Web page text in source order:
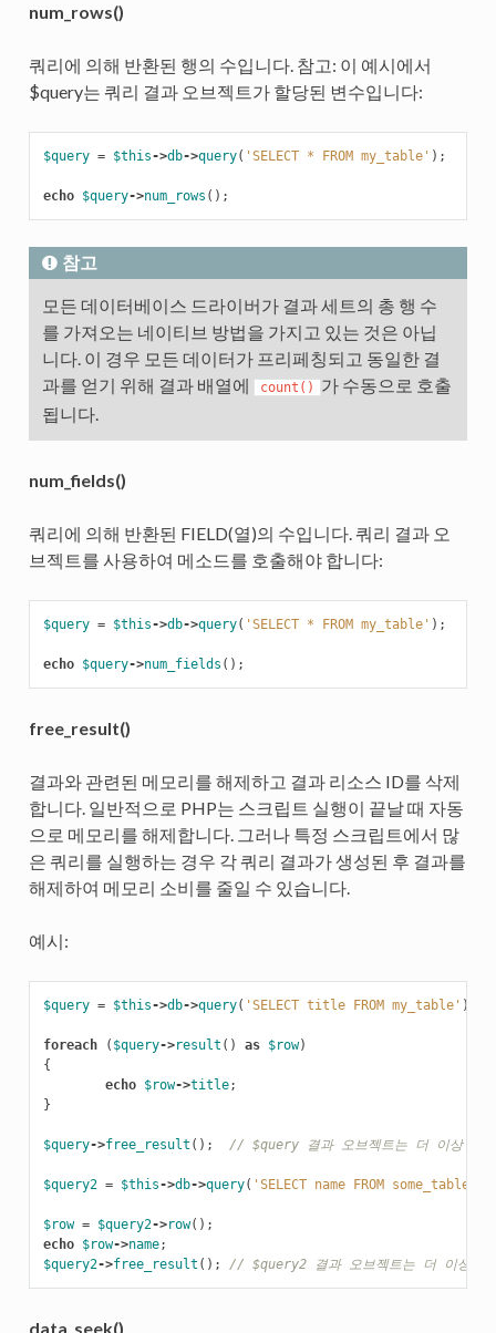
num_rows()
쿼리에 의해 반환된 행의 수입니다. 참고: 이 예시에서
$query는 쿼리 결과 오브젝트가 할당된 변수입니다:
$query = $this->db->query( 'SELECT * FROM my_table' );
echo $query->num_rows ();
참고
모든 데이터베이스 드라이버가 결과 세트의 총 행 수
를 가져오는 네이티브 방법을 가지고 있는 것은 아닙
니다. 이 경우 모든 데이터가 프리페칭되고 동일한 결
과를 얻기 위해 결과 배열에
count()
가 수동으로 호출
됩니다.
num_fields()
쿼리에 의해 반환된 FIELD(열)의 수입니다. 쿼리 결과 오
브젝트를 사용하여 메소드를 호출해야 합니다:
$query = $this->db->query( 'SELECT * FROM my_table' );
echo $query->num_fields ();
free_result()
결과와 관련된 메모리를 해제하고 결과 리소스 ID를 삭제
합니다. 일반적으로 PHP는 스크립트 실행이 끝날 때 자동
으로 메모리를 해제합니다. 그러나 특정 스크립트에서 많
은 쿼리를 실행하는 경우 각 쿼리 결과가 생성된 후 결과를
해제하여 메모리 소비를 줄일 수 있습니다.
예시:
$query = $this->db->query( 'SELECT title FROM my_table' );
foreach ( $query->result () as $row)
{
echo $row->title;
}
$query->free_result (); // $query 결과 오브젝트는 더 이상 사
$query2 = $this->db->query( 'SELECT name FROM some_table'
$row = $query2->row();
echo $row->name;
$query2->free_result (); // $query2 결과 오브젝트는 더 이상 사
data_seek()